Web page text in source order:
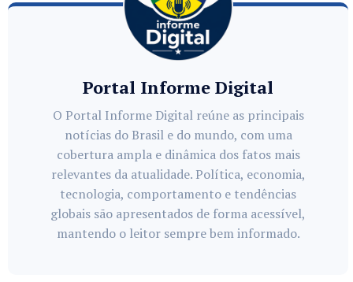
Portal Informe Digital
O Portal Informe Digital reúne as principais
notícias do Brasil e do mundo, com uma
cobertura ampla e dinâmica dos fatos mais
relevantes da atualidade. Política, economia,
tecnologia, comportamento e tendências
globais são apresentados de forma acessível,
mantendo o leitor sempre bem informado.